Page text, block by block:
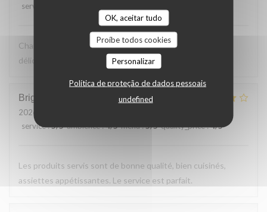
OK, aceitar tudo
Proíbe todos cookies
Personalizar
Política de proteção de dados pessoais
undefined
service
Charmante terrasse vue sur le bac. Cuisine simple et
délicieuse. Excellent rapport qualité prix
Brigitte
2026-07-23
service:5/5 ambience:4/5 menu:5/5 quality_price:4/5
Les produits servis sont de bonne qualité, bien cuisinés,
assiettes appétissantes. Le service est parfait.